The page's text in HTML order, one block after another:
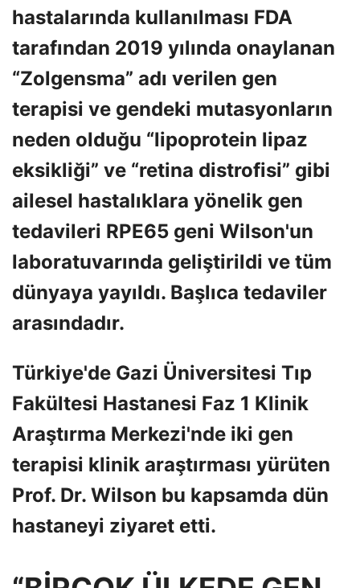
hastalarında kullanılması FDA
tarafından 2019 yılında onaylanan
“Zolgensma” adı verilen gen
terapisi ve gendeki mutasyonların
neden olduğu “lipoprotein lipaz
eksikliği” ve “retina distrofisi” gibi
ailesel hastalıklara yönelik gen
tedavileri RPE65 geni Wilson'un
laboratuvarında geliştirildi ve tüm
dünyaya yayıldı. Başlıca tedaviler
arasındadır.
Türkiye'de Gazi Üniversitesi Tıp
Fakültesi Hastanesi Faz 1 Klinik
Araştırma Merkezi'nde iki gen
terapisi klinik araştırması yürüten
Prof. Dr. Wilson bu kapsamda dün
hastaneyi ziyaret etti.